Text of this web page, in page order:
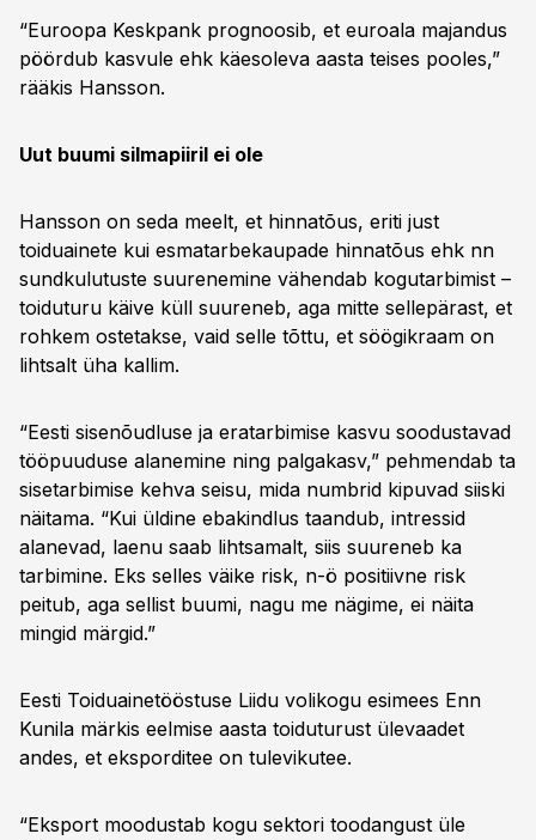
“Euroopa Keskpank prognoosib, et euroala majandus
pöördub kasvule ehk käesoleva aasta teises pooles,”
rääkis Hansson.
Uut buumi silmapiiril ei ole
Hansson on seda meelt, et hinnatõus, eriti just
toiduainete kui esmatarbekaupade hinnatõus ehk nn
sundkulutuste suurenemine vähendab kogutarbimist –
toiduturu käive küll suureneb, aga mitte sellepärast, et
rohkem ostetakse, vaid selle tõttu, et söögikraam on
lihtsalt üha kallim.
“Eesti sisenõudluse ja eratarbimise kasvu soodustavad
tööpuuduse alanemine ning palgakasv,” pehmendab ta
sisetarbimise kehva seisu, mida numbrid kipuvad siiski
näitama. “Kui üldine ebakindlus taandub, intressid
alanevad, laenu saab lihtsamalt, siis suureneb ka
tarbimine. Eks selles väike risk, n-ö positiivne risk
peitub, aga sellist buumi, nagu me nägime, ei näita
mingid märgid.”
Eesti Toiduainetööstuse Liidu volikogu esimees Enn
Kunila märkis eelmise aasta toiduturust ülevaadet
andes, et eksporditee on tulevikutee.
“Eksport moodustab kogu sektori toodangust üle